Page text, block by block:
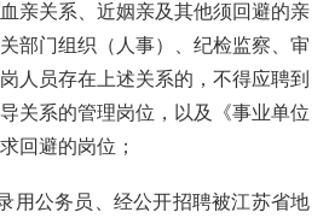
亲关系、近姻亲及其他须回避的亲
部门组织（人事）、纪检监察、审
人员存在上述关系的，不得应聘到
关系的管理岗位，以及《事业单位
回避的岗位；
用公务员、经公开招聘被江苏省地